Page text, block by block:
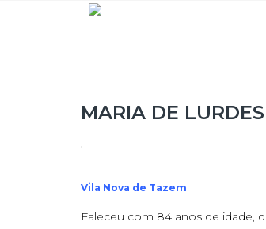
MARIA DE
Vila Nova de Tazem
Faleceu com 84 anos de idade,